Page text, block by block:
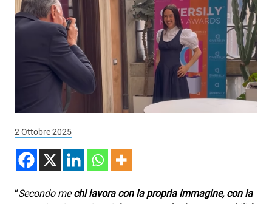
Interviste
Playlist
Novità
Subasio Playlist
Web Radio
Radio Subasio
Radio Subasio +
Radio Subasio Disco Club
2 Ottobre 2025
“Secondo mechi lavora con la propria immagine, con la